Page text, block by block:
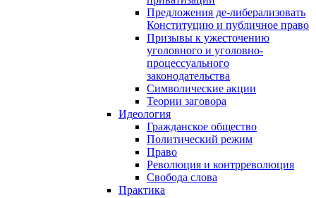
Предложения де-либерализовать
Конституцию и публичное право
Призывы к ужесточению
уголовного и уголовно-
процессуального
законодательства
Символические акции
Теории заговора
Идеология
Гражданское общество
Политический режим
Право
Революция и контрреволюция
Свобода слова
Практика